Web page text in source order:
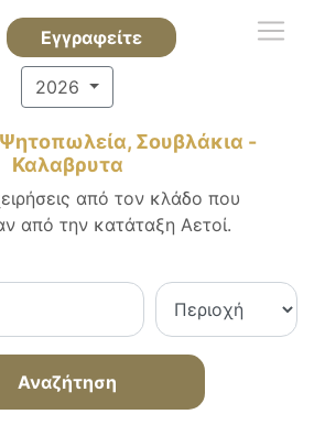
Εγγραφείτε
2026
Ψητοπωλεία, Σουβλάκια -
Καλαβρυτα
από τον κλάδο που
από την κατάταξη Αετοί.
Αναζήτηση